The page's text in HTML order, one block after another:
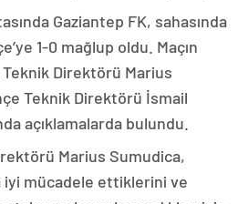
Gaziantep FK, sahasında
1-0 mağlup oldu. Maçın
Teknik Direktörü Marius
Teknik Direktörü İsmail
açıklamalarda bulundu.
Marius Sumudica,
iyi mücadele ettiklerini ve